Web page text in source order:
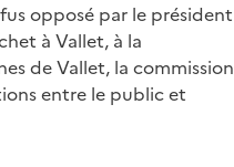
opposé par le président
à Vallet, à la
de Vallet, la commission
entre le public et